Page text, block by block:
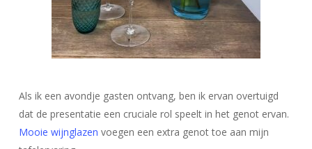
Als ik een avondje gasten ontvang, ben ik ervan overtuigd
dat de presentatie een cruciale rol speelt in het genot ervan.
Mooie wijnglazen voegen een extra genot toe aan mijn